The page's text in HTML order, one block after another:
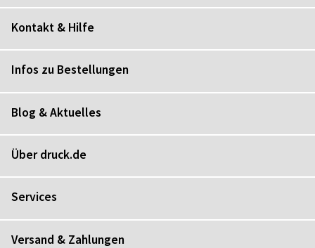
Kontakt & Hilfe
Infos zu Bestellungen
Blog & Aktuelles
Über druck.de
Services
Versand & Zahlungen